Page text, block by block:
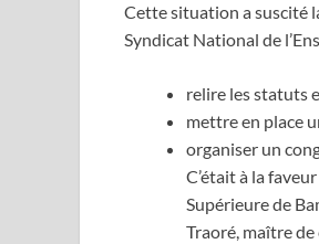
Cette situation a suscité
Syndicat National de
relire les statuts
mettre en place
organiser un
C’était à la
Supérieure de
Traoré, maître de